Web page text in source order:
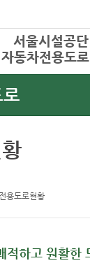
자동차전용도로
전용도로현황
적하고 원활한